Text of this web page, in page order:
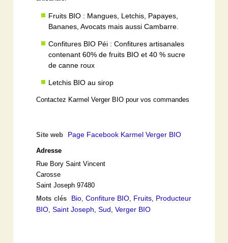
Fruits BIO : Mangues, Letchis, Papayes,
Bananes, Avocats mais aussi Cambarre.
Confitures BIO Péi : Confitures artisanales
contenant 60% de fruits BIO et 40 % sucre
de canne roux
Letchis BIO au sirop
Contactez Karmel Verger BIO pour vos commandes
Site web Page Facebook Karmel Verger BIO
Adresse
Rue Bory Saint Vincent
Carosse
Saint Joseph 97480
Mots clés
Bio, Confiture BIO, Fruits, Producteur
BIO,Saint Joseph,Sud,Verger BIO